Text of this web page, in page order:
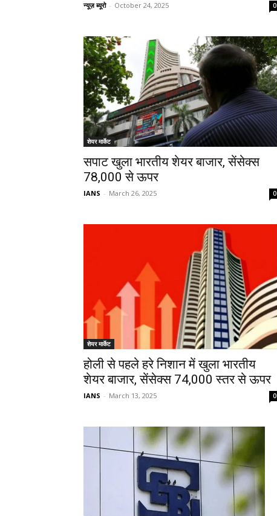
न्यूज़ ब्यूरो - October 24, 2025 0
शेयर मार्केट
सपाट खुला भारतीय शेयर बाजार, सेंसेक्स
78,000 से ऊपर
IANS - March 26, 2025 0
शेयर मार्केट
होली से पहले हरे निशान में खुला भारतीय
शेयर बाजार, सेंसेक्स 74,000 स्तर से ऊपर
IANS - March 13, 2025 0